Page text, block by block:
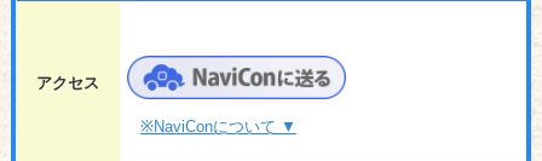
アクセス
※NaviConについて ▼